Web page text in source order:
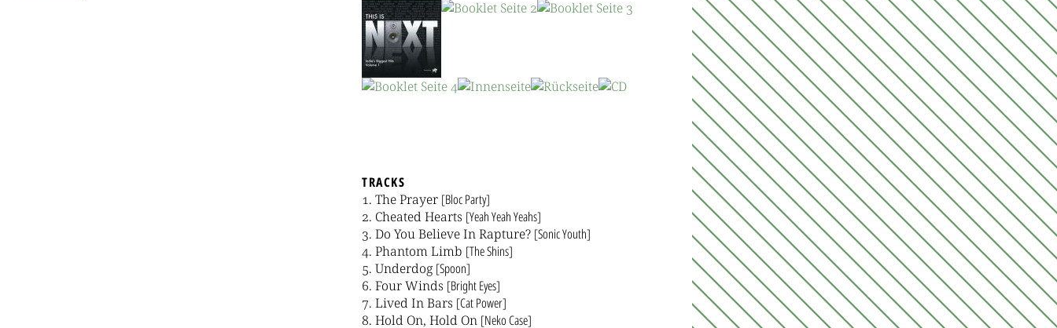
TRACKS
The Prayer [Bloc Party]
Cheated Hearts [Yeah Yeah Yeahs]
Do You Believe In Rapture? [Sonic Youth]
Phantom Limb [The Shins]
Underdog [Spoon]
Four Winds [Bright Eyes]
Lived In Bars [Cat Power]
Hold On, Hold On [Neko Case]